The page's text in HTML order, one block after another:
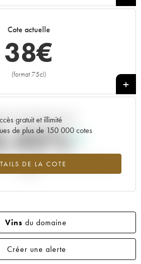
1995
Cote actuelle
38€
(format 75cl)
+
gratuit et illimité
de plus de 150 000 cotes
DE LA COTE
actuelle de la cote
du millésime 2018 en 2026 par rapport à
Vins du domaine
Créer une alerte